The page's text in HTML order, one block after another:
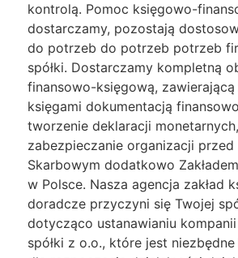
kontrolą. Pomoc księgowo-
dostarczamy, pozostają
do potrzeb do potrzeb potrzeb
spółki. Dostarczamy kompletną
finansowo-księgową,
księgami dokumentacją
tworzenie deklaracji
zabezpieczanie organizacji przed
Skarbowym dodatkowo
w Polsce. Nasza agencja zakład
doradcze przyczyni się Twojej
dotycząco ustanawianiu
spółki z o.o., które jest